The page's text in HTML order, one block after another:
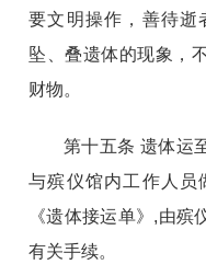
要文明操作， 善待逝
坠、叠遗体的现象，
财物。
第十五条 遗体运
与殡仪馆内工作人员
《遗体接运单》,由
有关手续。